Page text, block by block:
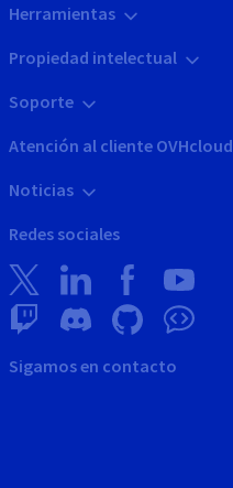
Herramientas
Propiedad intelectual
Soporte
Atención al cliente OVHcloud
Noticias
Redes sociales
Sigamos en contacto